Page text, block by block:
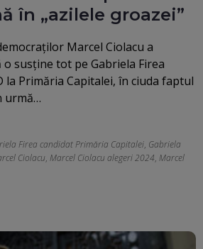
în „azilele groazei”
Marcel Ciolacu a
o susține tot pe Gabriela Firea
la Primăria Capitalei, în ciuda faptul
urmă…
Firea candidat Primăria Capitalei, Gabriela
Ciolacu, Marcel Ciolacu alegeri 2024, Marcel